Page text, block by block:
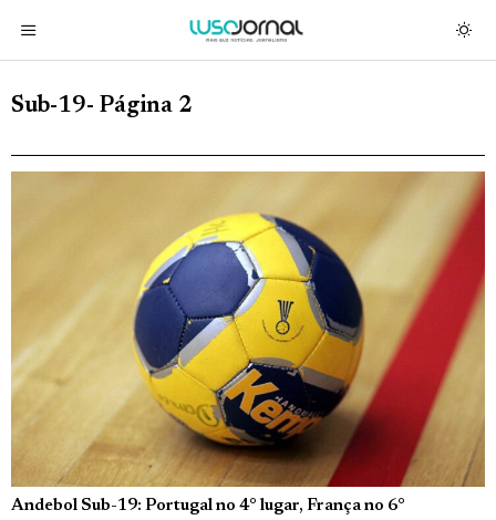
Sub-19- Página 2
Andebol Sub-19: Portugal no 4° lugar, França no 6°